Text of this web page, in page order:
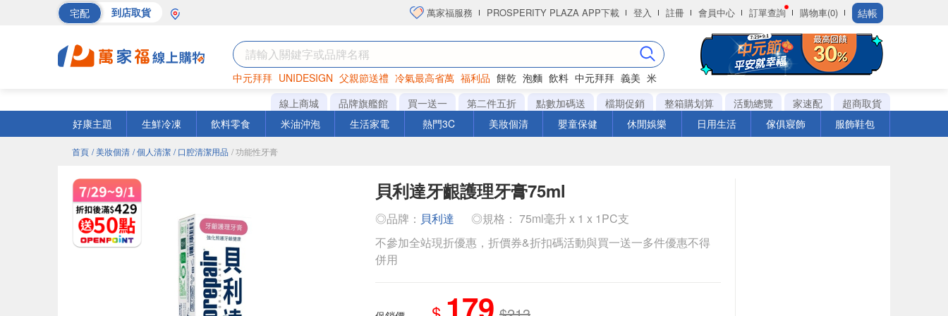
宅配 到店取貨 萬家福服務 PROSPERITY PLAZA APP下載 登入 註冊 會員中心 訂單查詢 購物車(0) 結帳
中元拜拜 UNIDESIGN 父親節送禮 冷氣最高省萬 福利品 餅乾 泡麵 飲料 中元拜拜 義美 米
巧克力 罐頭 衛生紙
線上商城 品牌旗艦館 買一送一 第二件五折 點數加碼送 檔期促銷 整箱購划算 活動總覽 家速配
超商取貨
好康主題
生鮮冷凍 飲料零食 米油沖泡 生活家電 熱門3C 美妝個清 嬰童保健 休閒娛樂 日用生活 傢俱寢飾 服飾鞋包
首頁 / 美妝個清 / 個人清潔 / 口腔清潔用品 / 功能性牙膏
貝利達牙齦護理牙膏75ml
◎品牌： 貝利達
◎規格： 75ml毫升 x 1 x 1PC支
不參加全站現折優惠，折價券&折扣碼活動與買一送一多件優惠不得
併用
179